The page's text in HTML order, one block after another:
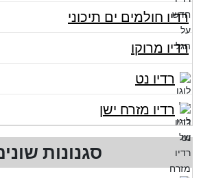
רדיו חולמים ים תיכוני
רדיו מרוקו
רדיו נט
רדיו מזרח ישן
סגנונות שונים